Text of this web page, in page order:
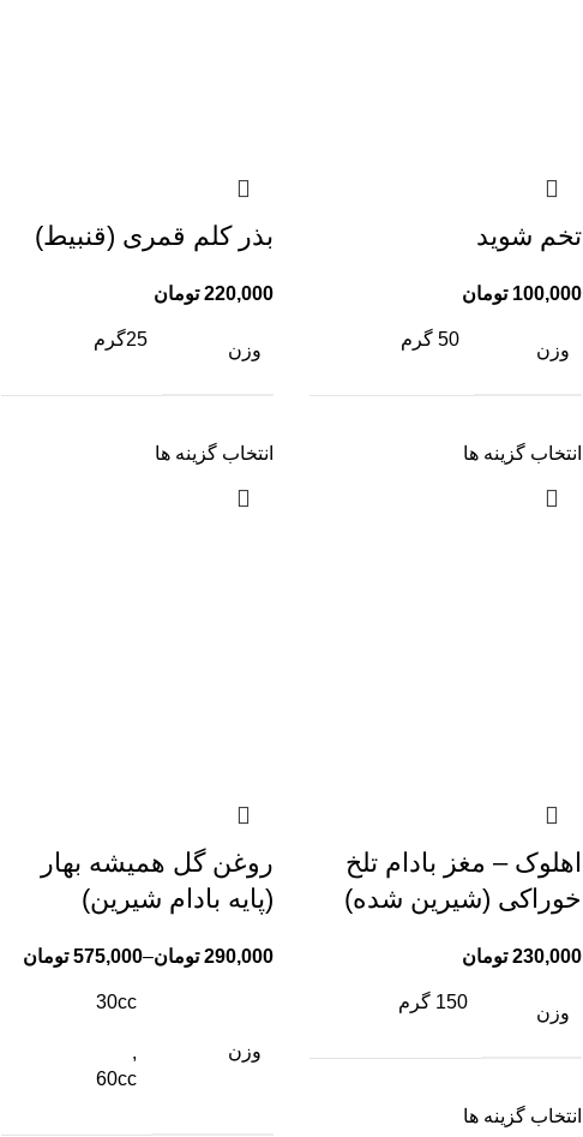
تخم شوید
100,000 تومان
وزن
50 گرم
انتخاب گزینه ها
بذر کلم قمری (قنبیط)
220,000 تومان
وزن
25گرم
انتخاب گزینه ها
اهلوک – مغز بادام تلخ
خوراکی (شیرین شده)
230,000 تومان
وزن
150 گرم
انتخاب گزینه ها
روغن گل همیشه بهار
(پایه بادام شیرین)
290,000 تومان–
575,000 تومان
وزن
30cc
,
60cc